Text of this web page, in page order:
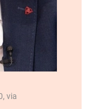
via